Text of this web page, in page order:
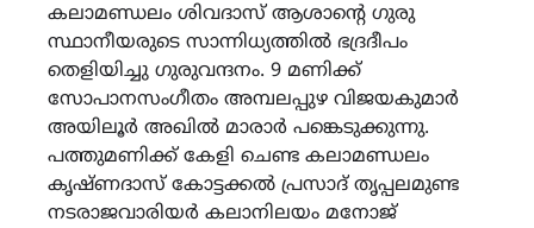
കലാമണ്ഡലം ശിവദാസ് ആശാന്റെ ഗുരു
സ്ഥാനീയരുടെ സാന്നിധ്യത്തിൽ ഭദ്രദീപം
തെളിയിച്ചു ഗുരുവന്ദനം. 9 മണിക്ക്
സോപാനസംഗീതം അമ്പലപ്പുഴ വിജയകുമാർ
അയിലൂർ അഖിൽ മാരാർ പങ്കെടുക്കുന്നു.
പത്തുമണിക്ക് കേളി ചെണ്ട കലാമണ്ഡലം
കൃഷ്ണദാസ് കോട്ടക്കൽ പ്രസാദ് തൃപ്പലമുണ്ട
നടരാജവാരിയർ കലാനിലയം മനോജ്